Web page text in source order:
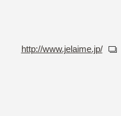
http://www.jelaime.jp/